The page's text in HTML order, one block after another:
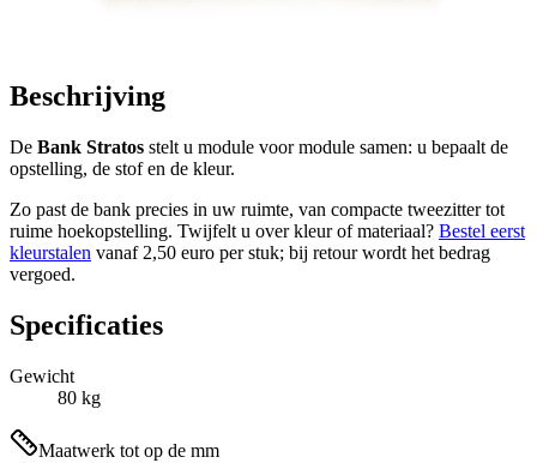
Beschrijving
De Bank Stratos stelt u module voor module samen: u bepaalt de
opstelling, de stof en de kleur.
Zo past de bank precies in uw ruimte, van compacte tweezitter tot
ruime hoekopstelling. Twijfelt u over kleur of materiaal? Bestel eerst
kleurstalen vanaf 2,50 euro per stuk; bij retour wordt het bedrag
vergoed.
Specificaties
Gewicht
80 kg
Maatwerk tot op de mm